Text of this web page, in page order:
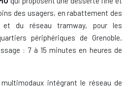
des usagers, en rabattement des
et du réseau tramway, pour les
périphériques de Grenoble.
: 7 à 15 minutes en heures de
intégrant le réseau de